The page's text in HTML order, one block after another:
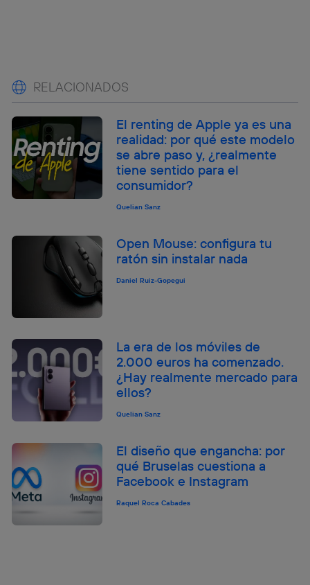
RELACIONADOS
El renting de Apple ya es una
realidad: por qué este modelo
se abre paso y, ¿realmente
tiene sentido para el
consumidor?
Quelian Sanz
Open Mouse: configura tu
ratón sin instalar nada
Daniel Ruiz-Gopegui
La era de los móviles de
2.000 euros ha comenzado.
¿Hay realmente mercado para
ellos?
Quelian Sanz
El diseño que engancha: por
qué Bruselas cuestiona a
Facebook e Instagram
Raquel Roca Cabades